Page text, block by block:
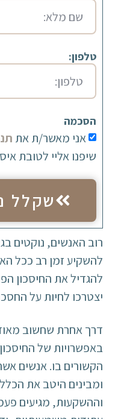
טלפון:
הסכמה
אני מאשר/ת את
שיפנו אליי לטובת
שקלל
רוב האנשים, נוקטים
להשקיע זמן רב ככל
להגדיל את החיסכון
יצטרכו לחיות על
דרך אחרת שחשוב
באפשרויות של
הקשורים בו. אנשים
ומבינים היטב את
וההשקעות, מגיעים